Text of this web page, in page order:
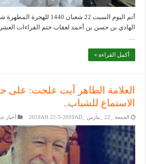
أتم اليوم السبت 22 شعبان 1440
الهادي بن حسن بن أحمد لعقاب ختم القراءات
…
أكمل القراءة »
العلامة الطاهر آيت علجت: على
الاستماع للشباب..
الجمعة _22 _مارس _2019AH 22-3-2019AD أخبار